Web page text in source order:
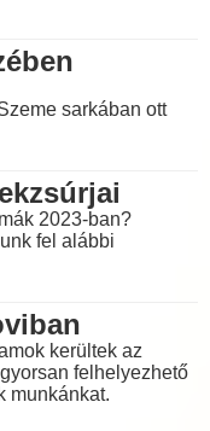
sarkában ott
2023-ban?
fel alábbi
kerültek az
felhelyezhető
munkánkat.